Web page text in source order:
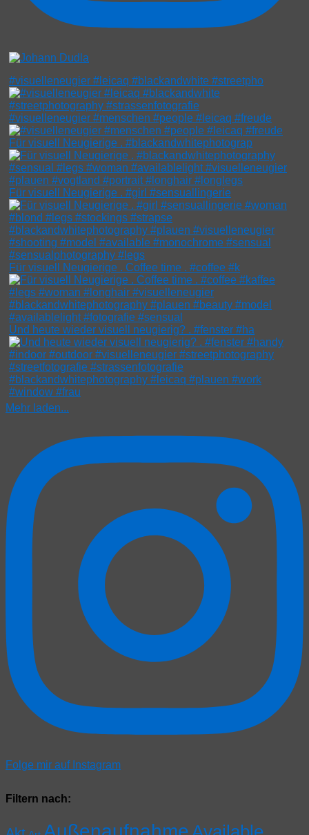
#visuelleneugier #leicaq #blackandwhite #streetpho
#visuelleneugier #menschen #people #leicaq #freude
Für visuell Neugierige . #blackandwhitephotograp
Für visuell Neugierige . #girl #sensuallingerie
Für visuell Neugierige . Coffee time . #coffee #k
Und heute wieder visuell neugierig? . #fenster #ha
Mehr laden...
Folge mir auf Instagram
Filtern nach: